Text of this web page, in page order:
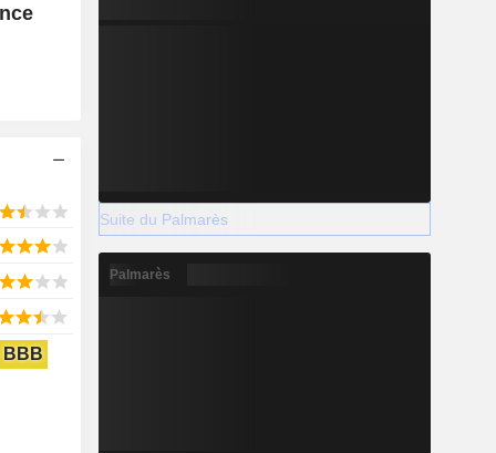
BBB
Suite du Palmarès
Palmarès